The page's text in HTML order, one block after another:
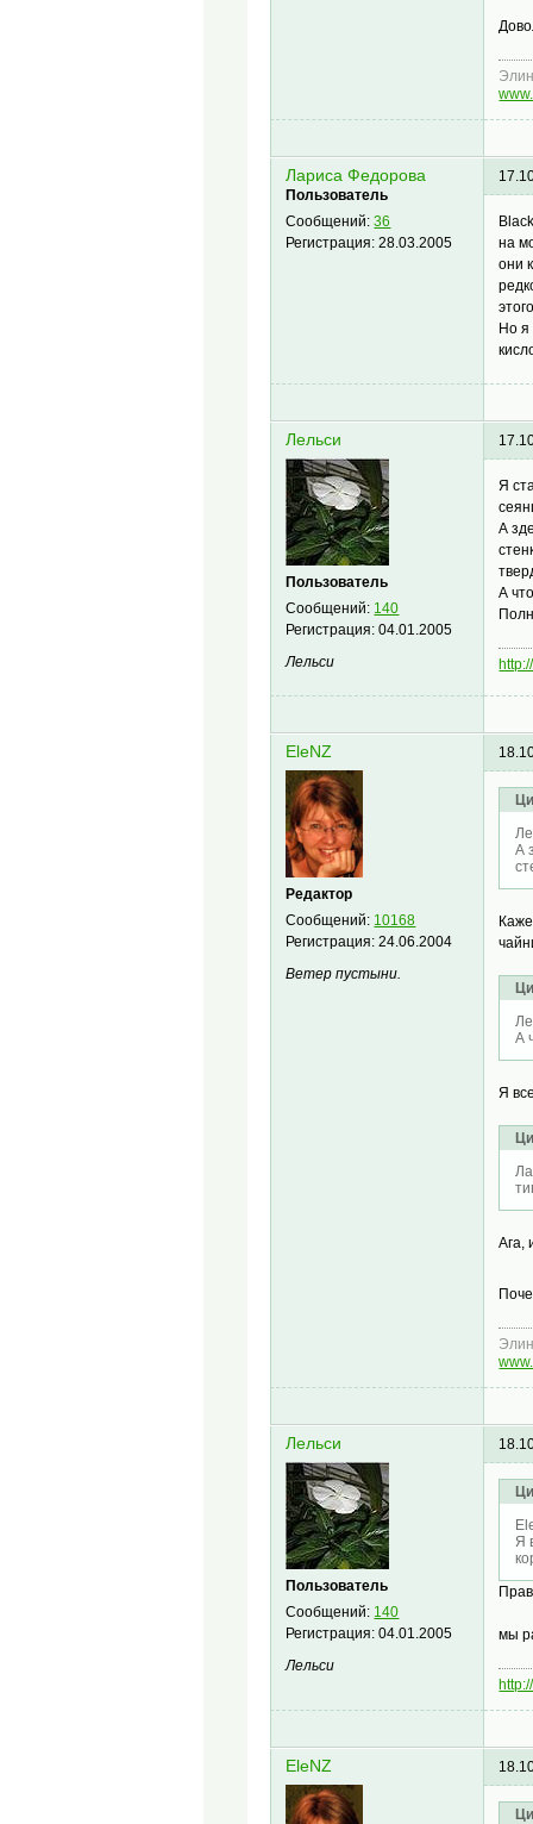
Лариса Федорова
Пользователь
Сообщений:36
Регистрация:28.03.2005
на
они
Но я
Лельси
Пользователь
Сообщений: 140
Регистрация:04.01.2005
Лельси
Я
А
А
EleNZ
Редактор
Сообщений: 10168
Регистрация:24.06.2004
Ветер пустыни.
А
А
Я
Ага,
Лельси
Пользователь
Сообщений: 140
Регистрация:04.01.2005
Лельси
Я
мы
EleNZ